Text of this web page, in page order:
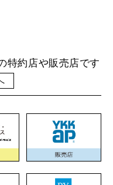
特約店や販売店です